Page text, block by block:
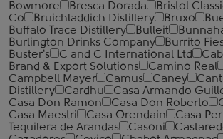
Bowmore
Bresca Dorada Bristol
Co
Bruichladdich Distillery Bruxo
Buffalo Trace Distillery
Bulleit
Burlington Drinks Company
Burrito
Buster's
C and C International Ltd
Brand & Export Solutions
Camino Real
Campbell Mayer
Camus Caney
Distillery
Cardhu
Casa Armando
Casa Don Ramon
Casa Don Roberto
Casa Maestri
Casa Orendain Casa
Tequilera de Arandas
Casoni